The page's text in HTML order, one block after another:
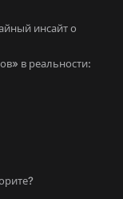
инсайт о
в реальности: